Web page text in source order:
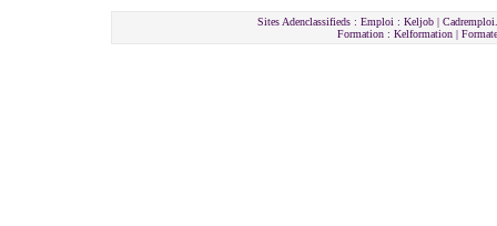
Sites Adenclassifieds : Emploi : Keljob |
Formation : Kelformation |